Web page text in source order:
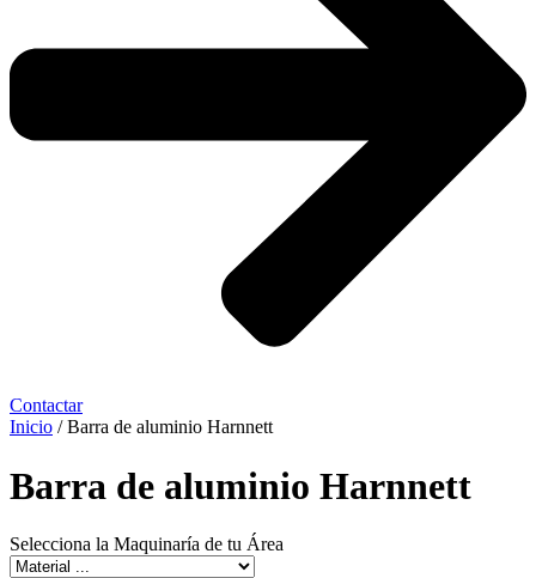
Contactar
Inicio / Barra de aluminio Harnnett
Barra de aluminio Harnnett
Selecciona la Maquinaría de tu Área